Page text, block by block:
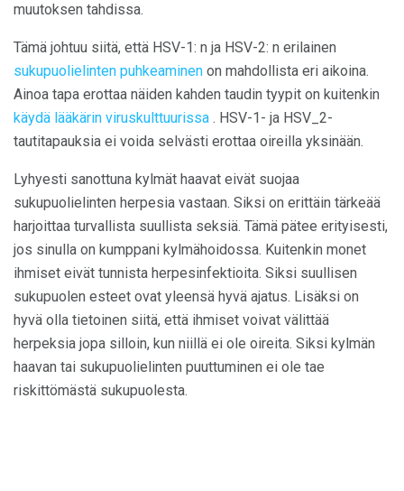
muutoksen tahdissa.
Tämä johtuu siitä, että HSV-1: n ja HSV-2: n erilainen
sukupuolielinten puhkeaminen on mahdollista eri aikoina.
Ainoa tapa erottaa näiden kahden taudin tyypit on kuitenkin
käydä lääkärin viruskulttuurissa . HSV-1- ja HSV_2-
tautitapauksia ei voida selvästi erottaa oireilla yksinään.
Lyhyesti sanottuna kylmät haavat eivät suojaa
sukupuolielinten herpesia vastaan. Siksi on erittäin tärkeää
harjoittaa turvallista suullista seksiä. Tämä pätee erityisesti,
jos sinulla on kumppani kylmähoidossa. Kuitenkin monet
ihmiset eivät tunnista herpesinfektioita. Siksi suullisen
sukupuolen esteet ovat yleensä hyvä ajatus. Lisäksi on
hyvä olla tietoinen siitä, että ihmiset voivat välittää
herpeksia jopa silloin, kun niillä ei ole oireita. Siksi kylmän
haavan tai sukupuolielinten puuttuminen ei ole tae
riskittömästä sukupuolesta.